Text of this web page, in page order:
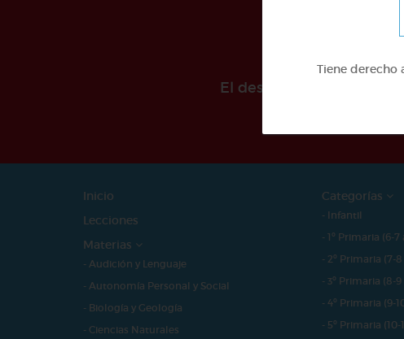
El desarollo de este
Inicio
Lecciones
Materias
- Audición y Lenguaje
- Autonomía Personal y Social
- Biología y Geología
- Ciencias Naturales
Categorías
- Infantil
- 1º Primaria (6-7
- 2º Primaria (7-
- 3º Primaria (8-
- 4º Primaria (9-
- 5º Primaria (10-
Tiene derecho